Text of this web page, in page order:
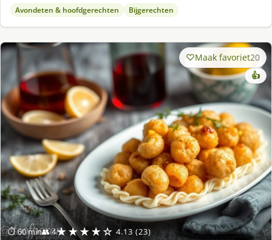
Avondeten & hoofdgerechten Bijgerechten
⏱ 60 min👥 4★★★★☆ 4.13 (23)
Maak favoriet20
👍